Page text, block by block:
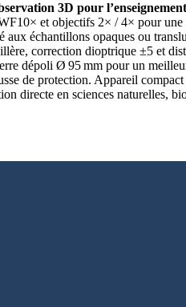
3D pour
et objectifs 2× / 4× pour
échantillons opaques ou
correction dioptrique ±5 et
dépoli Ø 95 mm pour un
de protection. Appareil
directe en sciences naturelles,